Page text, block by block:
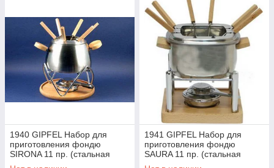
1940 GIPFEL Набор для
приготовления фондю
SIRONA 11 пр. (стальная
кастрюля)
1941 GIPFEL Набор для
приготовления фондю
SAURA 11 пр. (стальная
кастрюля)